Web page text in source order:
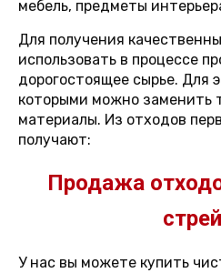
мебель, предметы
Для получения
использовать в процессе
дорогостоящее сырье. Для
которыми можно заменить
материалы. Из отходов
получают:
Продажа
У нас вы можете купить